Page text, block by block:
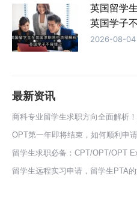
英国留学
英国学子
2026-08-04
最新资讯
商科专业留学生求职方向全面解析
OPT第一年即将结束，如何顺利申
留学生求职必备：CPT/OPT/OPT
留学生远程实习申请，留学生PTA